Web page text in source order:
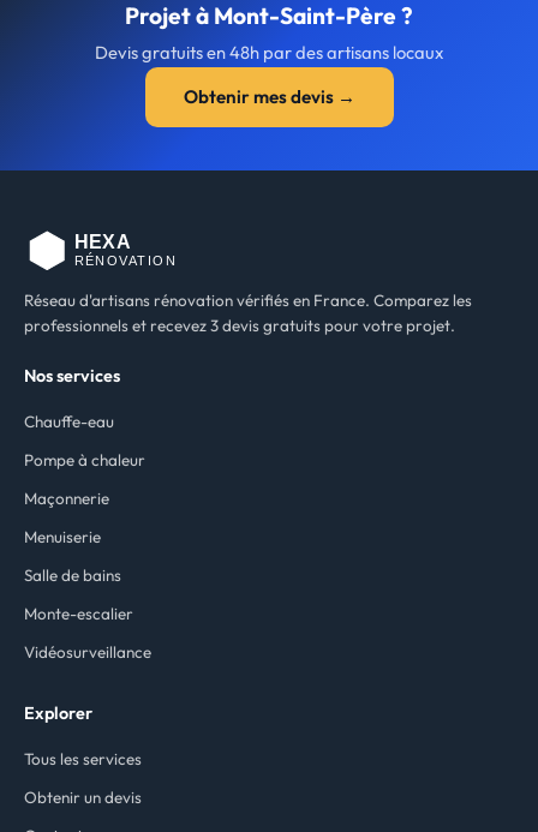
Projet à Mont-Saint-Père ?
Devis gratuits en 48h par des artisans locaux
Obtenir mes devis →
Réseau d'artisans rénovation vérifiés en France. Comparez les
professionnels et recevez 3 devis gratuits pour votre projet.
Nos services
Chauffe-eau
Pompe à chaleur
Maçonnerie
Menuiserie
Salle de bains
Monte-escalier
Vidéosurveillance
Explorer
Tous les services
Obtenir un devis